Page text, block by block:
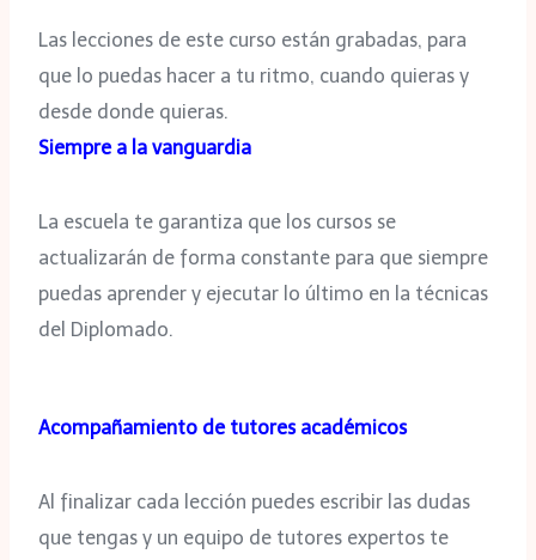
Las lecciones de este curso están grabadas, para
que lo puedas hacer a tu ritmo, cuando quieras y
desde donde quieras.
Siempre a la vanguardia
La escuela te garantiza que los cursos se
actualizarán de forma constante para que siempre
puedas aprender y ejecutar lo último en la técnicas
del Diplomado.
Acompañamiento de tutores académicos
Al finalizar cada lección puedes escribir las dudas
que tengas y un equipo de tutores expertos te